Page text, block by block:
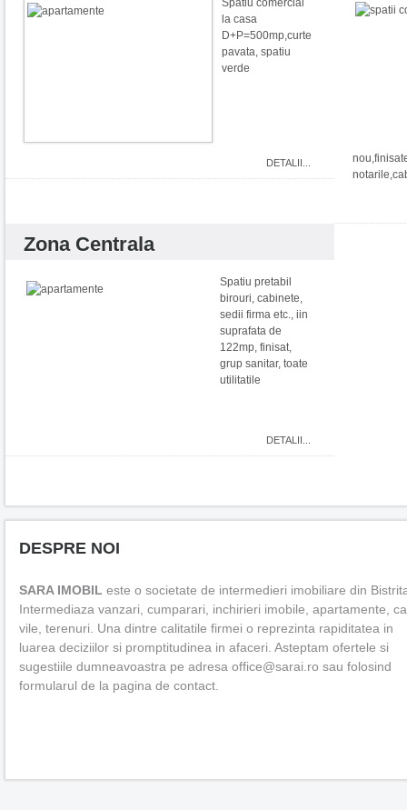
Spatiu comercial
la casa
D+P=500mp,curte
pavata, spatiu
verde
DETALII...
Zona Centrala
Spatiu pretabil
birouri, cabinete,
sedii firma etc., iin
suprafata de
122mp, finisat,
grup sanitar, toate
utilitatile
DETALII...
DESPRE NOI
SARA IMOBIL este o societate de intermedieri imobiliare din
Intermediaza vanzari, cumparari, inchirieri imobile, apartamente,
vile, terenuri. Una dintre calitatile firmei o reprezinta rapiditatea in
luarea deciziilor si promptitudinea in afaceri. Asteptam ofertele si
sugestiile dumneavoastra pe adresa office@sarai.ro sau folosind
formularul de la pagina de contact.